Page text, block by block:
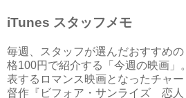
iTunes スタッフメモ
毎週、スタッフが選んだおすすめ
格100円で紹介する「今週の映画」
表するロマンス映画となったチャ
督作『ビフォア・サンライズ 恋人